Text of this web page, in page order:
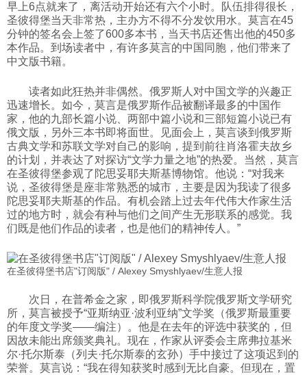
文化
历史
体育
旅游
视听
早上6点就来了，离活动开始还有六个小时。队伍排得很长，
圣彼得堡当天非常热，主办方不得不分发饮用水。莫言在45
分钟的签名会上签了600多本书，当天书店还售出他的450多
本作品。到场读者中，有许多莫言的中国同胞，他们带来了
中文版书籍。
读者如此狂热并非偶然。俄罗斯人对中国文学的兴趣正
迅速增长。如今，莫言是俄罗斯作品被翻译最多的中国作
家，他的九部长篇小说、两部中篇小说和三部短篇小说已有
俄文版，另外三本书即将面世。见面会上，莫言谈到俄罗斯
古典文学和苏联文学对自己的影响，提到前往肖洛霍夫故乡
的计划，并表达了对探访“文学力量之地”的热爱。当然，莫言
在圣彼得堡参观了陀思妥耶夫斯基博物馆。他说：“对我来
说，圣彼得堡是座非常熟悉的城市，主要是因为我读了很多
陀思妥耶夫斯基的作品。有机会踏上过去年代伟大作家生活
过的地方时，就会有种与他们之间产生无形联系的感觉。我
们既是他们作品的读者，也是他们的精神传人。”
在圣彼得堡书店"订阅版" / Alexey Smyshlyaev/生意人报
次日，在普希金之家，即俄罗斯科学院俄罗斯文学研究
所，莫言被授予“亚斯纳亚·波利亚纳”文学奖（俄罗斯最重要
的年度文学奖——编注）。他是在去年的评选中获奖的，但
因故未能出席颁奖典礼。现在，作家从评委会主席弗拉基米
尔·托尔斯泰（列夫·托尔斯泰的玄孙）手中接过了这项迟到的
荣誉。莫言说：“我在得知获奖时感到无比自豪。但现在，置